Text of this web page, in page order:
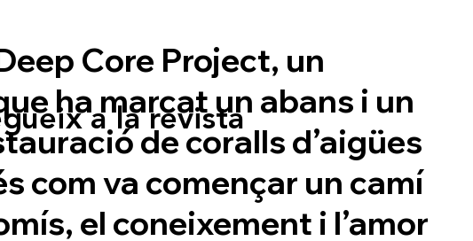
Core Project, un
ha marcat un abans i un
de coralls d’aigües
com va començar un camí
el coneixement i l’amor
a la revista